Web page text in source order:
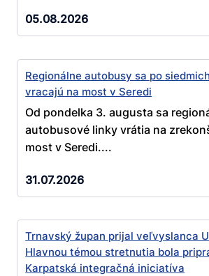
05.08.2026
Regionálne autobusy sa po
vracajú na most v Seredi
Od pondelka 3. augusta sa
autobusové linky vrátia na
most v Seredi....
31.07.2026
Trnavský župan prijal veľvyslanca
Hlavnou témou stretnutia bola
Karpatská integračná iniciatíva